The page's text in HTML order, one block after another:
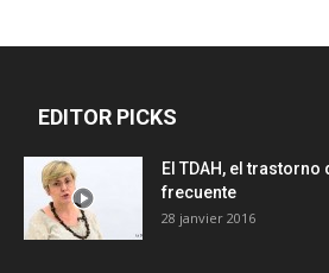
EDITOR PICKS
El TDAH, el
frecuente
28 janvier 2016